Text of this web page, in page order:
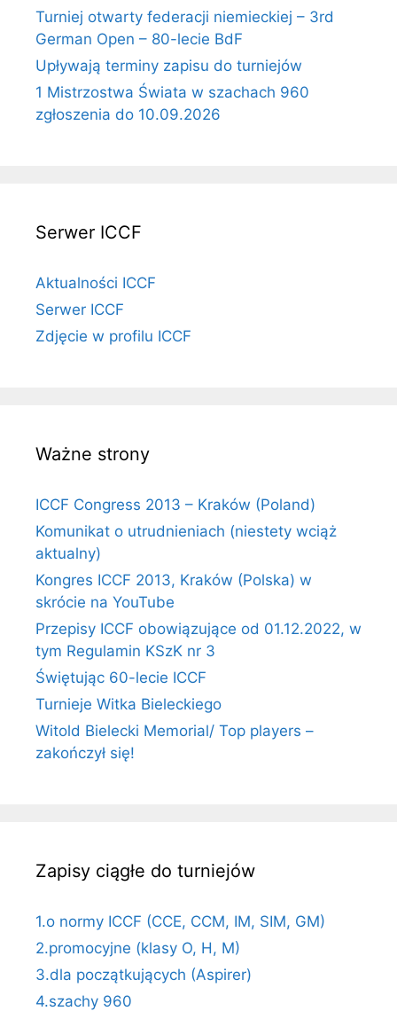
Turniej otwarty federacji niemieckiej – 3rd
German Open – 80-lecie BdF
Upływają terminy zapisu do turniejów
1 Mistrzostwa Świata w szachach 960
zgłoszenia do 10.09.2026
Serwer ICCF
Aktualności ICCF
Serwer ICCF
Zdjęcie w profilu ICCF
Ważne strony
ICCF Congress 2013 – Kraków (Poland)
Komunikat o utrudnieniach (niestety wciąż
aktualny)
Kongres ICCF 2013, Kraków (Polska) w
skrócie na YouTube
Przepisy ICCF obowiązujące od 01.12.2022, w
tym Regulamin KSzK nr 3
Świętując 60-lecie ICCF
Turnieje Witka Bieleckiego
Witold Bielecki Memorial/ Top players –
zakończył się!
Zapisy ciągłe do turniejów
1.o normy ICCF (CCE, CCM, IM, SIM, GM)
2.promocyjne (klasy O, H, M)
3.dla początkujących (Aspirer)
4.szachy 960